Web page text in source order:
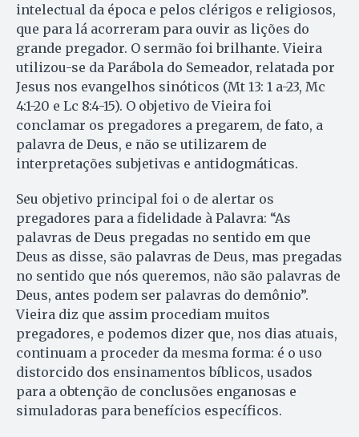
intelectual da época e pelos clérigos e religiosos,
que para lá acorreram para ouvir as lições do
grande pregador. O sermão foi brilhante. Vieira
utilizou-se da Parábola do Semeador, relatada por
Jesus nos evangelhos sinóticos (Mt 13: 1 a-23, Mc
4:1-20 e Lc 8:4-15). O objetivo de Vieira foi
conclamar os pregadores a pregarem, de fato, a
palavra de Deus, e não se utilizarem de
interpretações subjetivas e antidogmáticas.
Seu objetivo principal foi o de alertar os
pregadores para a fidelidade à Palavra: “As
palavras de Deus pregadas no sentido em que
Deus as disse, são palavras de Deus, mas pregadas
no sentido que nós queremos, não são palavras de
Deus, antes podem ser palavras do demônio”.
Vieira diz que assim procediam muitos
pregadores, e podemos dizer que, nos dias atuais,
continuam a proceder da mesma forma: é o uso
distorcido dos ensinamentos bíblicos, usados
para a obtenção de conclusões enganosas e
simuladoras para benefícios específicos.